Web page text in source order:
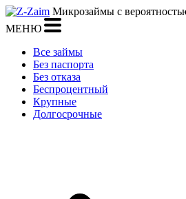
Микрозаймы с
МЕНЮ
Все займы
Без паспорта
Без отказа
Беспроцентный
Крупные
Долгосрочные